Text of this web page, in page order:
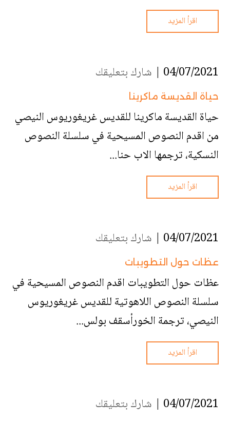
اقرأ المزيد
04/07/2021 | شارك بتعليقك
حياة القديسة ماكرينا
حياة القديسة ماكرينا للقديس غريغوريوس النيصي
من اقدم النصوص المسيحية في سلسلة النصوص
النسكية، ترجمها الاب حنا...
اقرأ المزيد
04/07/2021 | شارك بتعليقك
عظات حول التطويبات
عظات حول التطويبات اقدم النصوص المسيحية في
سلسلة النصوص اللاهوتية للقديس غريغوريوس
النيصي، ترجمة الخورأسقف بولس...
اقرأ المزيد
04/07/2021 | شارك بتعليقك